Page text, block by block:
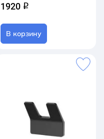
1920 q
В корзину